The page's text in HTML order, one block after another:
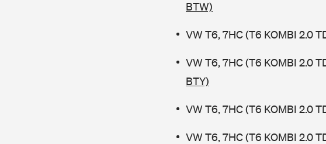
BTW)
VW T6, 7HC (T6 KOMBI 2.0
VW T6, 7HC (T6 KOMBI 2.0
BTY)
VW T6, 7HC (T6 KOMBI 2.0
VW T6, 7HC (T6 KOMBI 2.0